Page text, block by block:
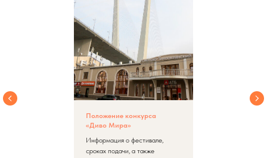
Положение конкурса
«Диво Мира»
Информация о фестивале,
сроках подачи, а также